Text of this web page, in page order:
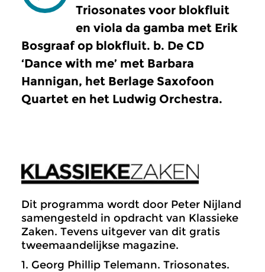
Triosonates voor blokfluit
en viola da gamba met Erik
Bosgraaf op blokfluit. b. De CD
‘Dance with me’ met Barbara
Hannigan, het Berlage Saxofoon
Quartet en het Ludwig Orchestra.
Dit programma wordt door Peter Nijland
samengesteld in opdracht van Klassieke
Zaken. Tevens uitgever van dit gratis
tweemaandelijkse magazine.
1. Georg Phillip Telemann. Triosonates.